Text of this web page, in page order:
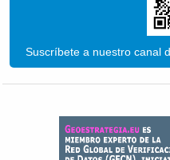
Suscríbete a nuestro canal